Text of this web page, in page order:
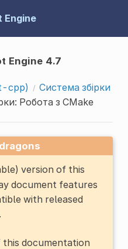
Engine
Engine 4.7
cpp)
Система збірки
Робота з CMake
version of this
document features
with released
documentation